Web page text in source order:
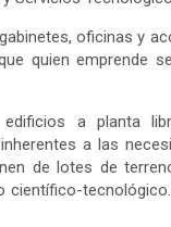
oficinas y
quien emprende
a planta
a las
de lotes de